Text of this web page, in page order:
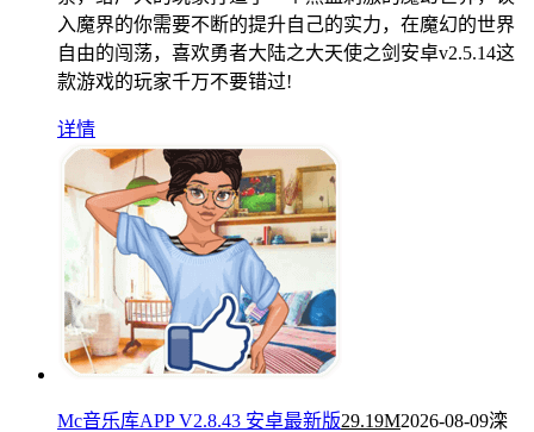
入魔界的你需要不断的提升自己的实力，在魔幻的世界
自由的闯荡，喜欢勇者大陆之大天使之剑安卓v2.5.14这
款游戏的玩家千万不要错过!
详情
Mc音乐库APP V2.8.43 安卓最新版29.19M2026-08-09滦